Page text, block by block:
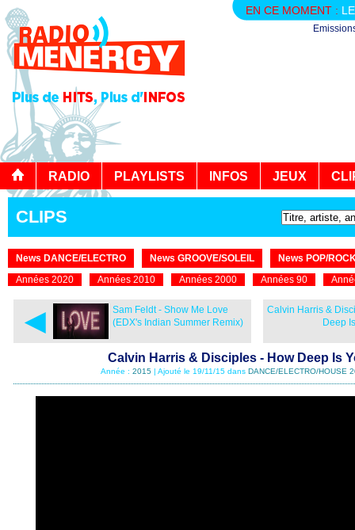
EN CE MOMENT :
RADIO PLAYLISTS INFOS JEUX
CLIPS
News DANCE/ELECTRO News GROOVE/SOLEIL
News POP/
Années 2020
Années 2010 Années 2000 Années 90
◄
Sam Feldt - Show Me Love
(EDX's Indian Summer Remix)
Calvin Harris &
Deep
Calvin Harris & Disciples - How Deep Is
Année : 2015| Ajouté le 19/11/15 dans DANCE/ELECTRO/HOUSE